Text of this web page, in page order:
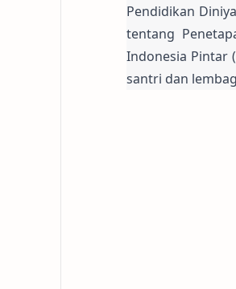
Pendidikan
tentang
Indonesia Pintar
santri dan